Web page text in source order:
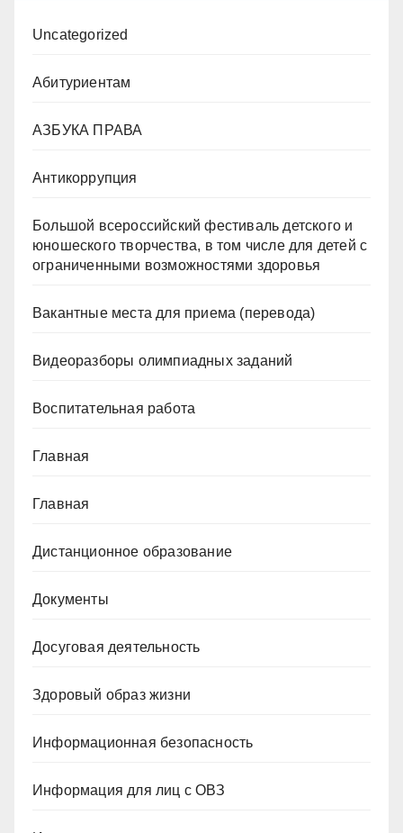
Uncategorized
Абитуриентам
АЗБУКА ПРАВА
Антикоррупция
Большой всероссийский фестиваль детского и
юношеского творчества, в том числе для детей с
ограниченными возможностями здоровья
Вакантные места для приема (перевода)
Видеоразборы олимпиадных заданий
Воспитательная работа
Главная
Главная
Дистанционное образование
Документы
Досуговая деятельность
Здоровый образ жизни
Информационная безопасность
Информация для лиц с ОВЗ